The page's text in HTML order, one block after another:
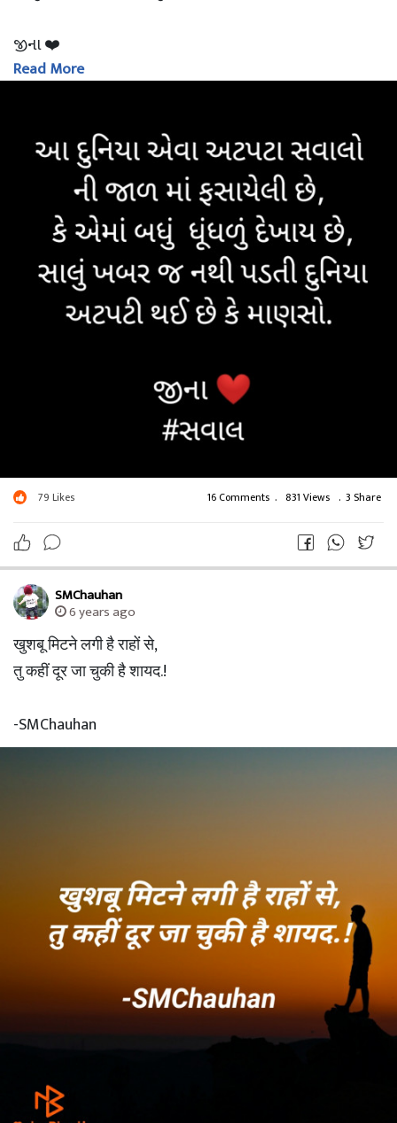
જીના ❤️
#સવાલ
Read More
79 Likes 16 Comments . 831 Views . 3 Share
SMChauhan
6 years ago
खुशबू मिटने लगी है राहों से,
तु कहीं दूर जा चुकी है शायद.!
-SMChauhan